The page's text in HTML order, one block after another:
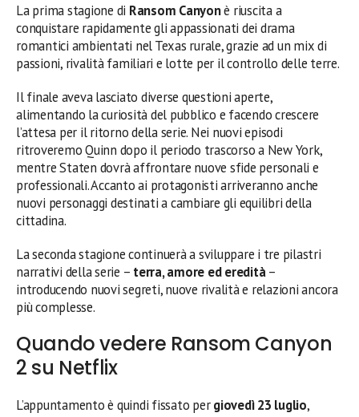
La prima stagione di Ransom Canyonè riuscita a
conquistare rapidamente gli appassionati dei drama
romantici ambientati nel Texas rurale, grazie ad un mix di
passioni, rivalità familiari e lotte per il controllo delle terre.
Il finale aveva lasciato diverse questioni aperte,
alimentando la curiosità del pubblico e facendo crescere
l’attesa per il ritorno della serie. Nei nuovi episodi
ritroveremo Quinn dopo il periodo trascorso a New York,
mentre Staten dovrà affrontare nuove sfide personali e
professionali. Accanto ai protagonisti arriveranno anche
nuovi personaggi destinati a cambiare gli equilibri della
cittadina.
La seconda stagione continuerà a sviluppare i tre pilastri
narrativi della serie – terra, amore ed eredità–
introducendo nuovi segreti, nuove rivalità e relazioni ancora
più complesse.
Quando vedere Ransom Canyon
2 su Netflix
L’appuntamento è quindi fissato pergiovedì 23 luglio,